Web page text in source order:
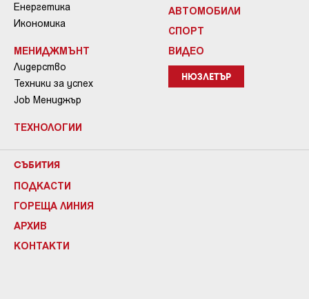
Енергетика
Икономика
МЕНИДЖМЪНТ
Лидерство
Техники за успех
Job Мениджър
ТЕХНОЛОГИИ
АВТОМОБИЛИ
СПОРТ
ВИДЕО
НЮЗЛЕТЪР
СЪБИТИЯ
ПОДКАСТИ
ГОРЕЩА ЛИНИЯ
АРХИВ
КОНТАКТИ